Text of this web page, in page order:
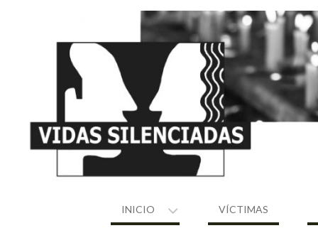
INICIO VÍCTIMAS